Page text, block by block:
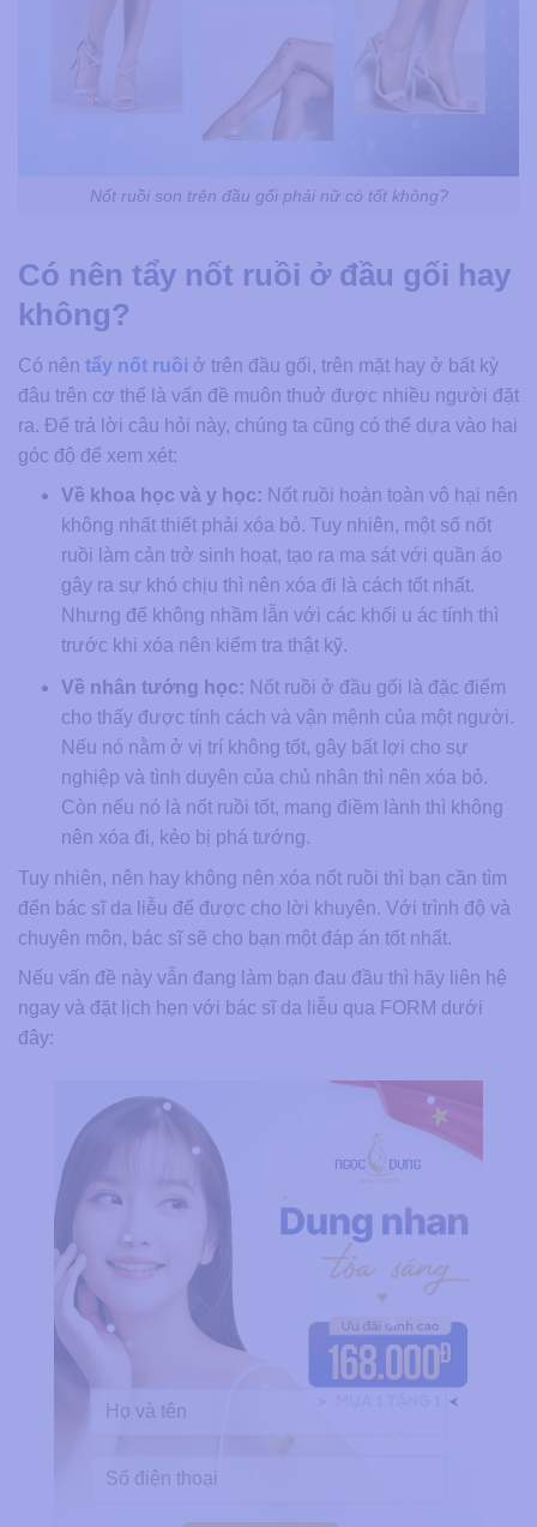
Nốt ruồi son trên đầu gối phải nữ có tốt không?
Có nên tẩy nốt ruồi ở đầu gối hay
không?
Có nên tẩy nốt ruồi ở trên đầu gối, trên mặt hay ở bất kỳ
đâu trên cơ thể là vấn đề muôn thuở được nhiều người đặt
ra. Để trả lời câu hỏi này, chúng ta cũng có thể dựa vào hai
góc độ để xem xét:
Về khoa học và y học: Nốt ruồi hoàn toàn vô hại nên
không nhất thiết phải xóa bỏ. Tuy nhiên, một số nốt
ruồi làm cản trở sinh hoạt, tạo ra ma sát với quần áo
gây ra sự khó chịu thì nên xóa đi là cách tốt nhất.
Nhưng để không nhầm lẫn với các khối u ác tính thì
trước khi xóa nên kiểm tra thật kỹ.
Về nhân tướng học: Nốt ruồi ở đầu gối là đặc điểm
cho thấy được tính cách và vận mệnh của một người.
Nếu nó nằm ở vị trí không tốt, gây bất lợi cho sự
nghiệp và tình duyên của chủ nhân thì nên xóa bỏ.
Còn nếu nó là nốt ruồi tốt, mang điềm lành thì không
nên xóa đi, kẻo bị phá tướng.
Tuy nhiên, nên hay không nên xóa nốt ruồi thì bạn cần tìm
đến bác sĩ da liễu để được cho lời khuyên. Với trình độ và
chuyên môn, bác sĩ sẽ cho bạn một đáp án tốt nhất.
Nếu vấn đề này vẫn đang làm bạn đau đầu thì hãy liên hệ
ngay và đặt lịch hẹn với bác sĩ da liễu qua FORM dưới
đây: